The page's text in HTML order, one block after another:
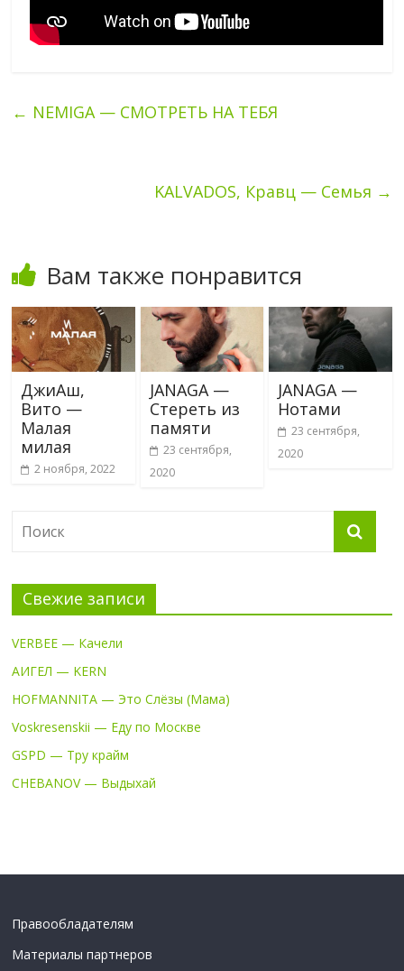
← NEMIGA — СМОТРЕТЬ НА ТЕБЯ
KALVADOS, Кравц — Семья →
Вам также понравится
ДжиАш,
Вито —
Малая
милая
2 ноября, 2022
JANAGA —
Стереть из
памяти
23 сентября,
2020
JANAGA —
Нотами
23 сентября,
2020
Свежие записи
VERBEE — Качели
АИГЕЛ — KERN
HOFMANNITA — Это Слёзы (Мама)
Voskresenskii — Еду по Москве
GSPD — Тру крайм
CHEBANOV — Выдыхай
Правообладателям
Материалы партнеров